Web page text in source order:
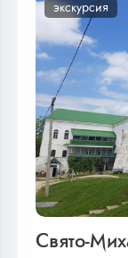
экскурсия
Свято-